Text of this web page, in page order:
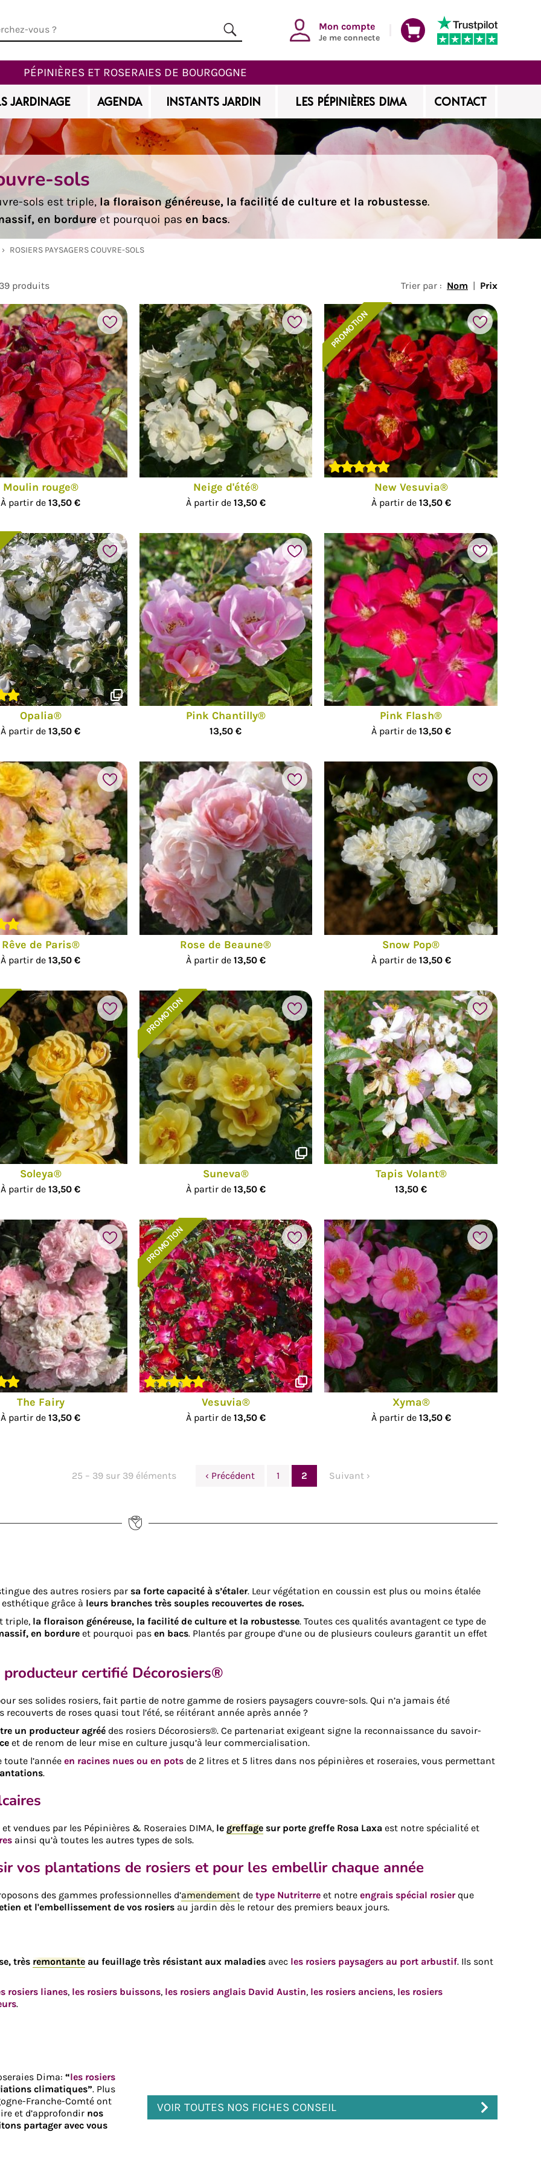
Mon compte
Je me connecte
PÉPINIÈRES ET ROSERAIES DE BOURGOGNE
JARDINAGE AGENDA INSTANTS JARDIN LES PÉPINIÈRES DIMA CONTACT
sols
sols est triple, la floraison généreuse, la facilité de culture et la robustesse.
en bordureet pourquoi pas en bacs.
› ROSIERS PAYSAGERS COUVRE-SOLS
produits Trier par : Nom | Prix
Moulin rouge®
À partir de13,50 €
Neige d'été®
À partir de 13,50 €
New Vesuvia®
À partir de 13,50 €
Ajouter à mes favoris PROMOTION
Opalia®
À partir de13,50 €
Pink Chantilly®
13,50 €
Pink Flash®
À partir de 13,50 €
Ajouter à mes favoris
Rêve de Paris®
À partir de13,50 €
Rose de Beaune®
À partir de 13,50 €
Snow Pop®
À partir de 13,50 €
Ajouter à mes favoris
Soleya®
À partir de13,50 €
Suneva®
À partir de 13,50 €
PROMOTION
Tapis Volant®
13,50 €
Ajouter à mes favoris
The Fairy
À partir de13,50 €
Vesuvia®
À partir de 13,50 €
PROMOTION
Xyma®
À partir de 13,50 €
Ajouter à mes favoris
25 – 39 sur 39 éléments ‹ Précédent 1 2 Suivant ›
des autres rosiers par sa forte capacité à s’étaler. Leur végétation en coussin est plus ou moins étalée
grâce à leurs branches très souples recouvertes de roses.
triple, la floraison généreuse, la facilité de culture et la robustesse. Toutes ces qualités avantagent ce type de
en bordure et pourquoi pas en bacs. Plantés par groupe d’une ou de plusieurs couleurs garantit un effet
producteur certifié Décorosiers®
ses solides rosiers, fait partie de notre gamme de rosiers paysagers couvre-sols. Qui n’a jamais été
de roses quasi tout l’été, se réitérant année après année ?
un producteur agréé des rosiers Décorosiers®. Ce partenariat exigeant signe la reconnaissance du savoir-
et de renom de leur mise en culture jusqu’à leur commercialisation.
l’année en racines nues ou en pots de 2 litres et 5 litres dans nos pépinières et roseraies, vous permettant
.
vendues par les Pépinières & Roseraies DIMA, le greffage sur porte greffe Rosa Laxa est notre spécialité et
ainsi qu’à toutes les autres types de sols.
vos plantations de rosiers et pour les embellir chaque année
des gammes professionnelles d’amendement de type Nutriterre et notre engrais spécial rosierque
et l'embellissement de vos rosiers au jardin dès le retour des premiers beaux jours.
très remontante au feuillage très résistant aux maladies avec les rosiers paysagers au port arbustif. Ils sont
rosiers lianes, les rosiers buissons, les rosiers anglais David Austin, les rosiers anciens, les rosiers
.
Dima: “les rosiers
climatiques”. Plus
Franche-Comté ont
et d’approfondir nos
partager avec vous
VOIR TOUTES NOS FICHES CONSEIL